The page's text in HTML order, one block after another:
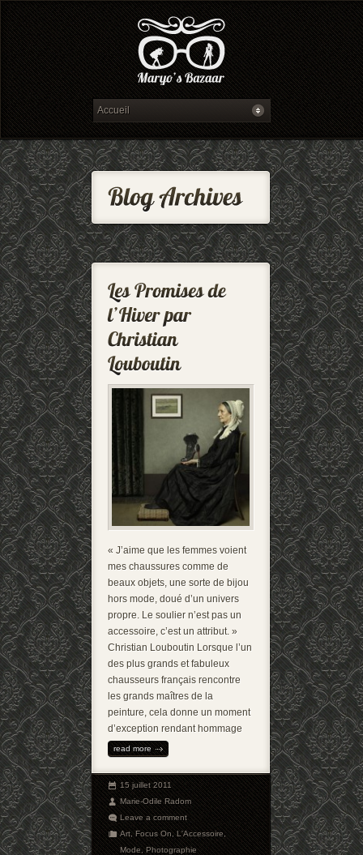
« J’aime que les femmes voient
mes chaussures comme de
beaux objets, une sorte de bijou
hors mode, doué d’un univers
propre. Le soulier n’est pas un
accessoire, c’est un attribut. »
Christian Louboutin Lorsque l’un
des plus grands et fabuleux
chausseurs français rencontre
les grands maîtres de la
peinture, cela donne un moment
d’exception rendant hommage
read more
15 juillet 2011
Marie-Odile Radom
Leave a comment
Art,Focus On,L'Accessoire,
Mode,Photographie